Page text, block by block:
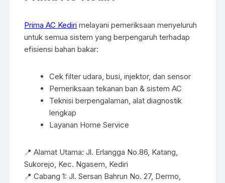
Prima AC Kediri melayani pemeriksaan menyeluruh
untuk semua sistem yang berpengaruh terhadap
efisiensi bahan bakar:
Cek filter udara, busi, injektor, dan sensor
Pemeriksaan tekanan ban & sistem AC
Teknisi berpengalaman, alat diagnostik
lengkap
Layanan Home Service
📍 Alamat Utama: Jl. Erlangga No.86, Katang,
Sukorejo, Kec. Ngasem, Kediri
📍 Cabang 1: Jl. Sersan Bahrun No. 27, Dermo,